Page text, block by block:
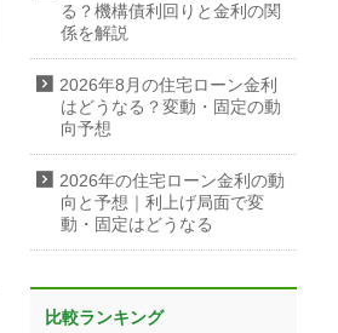
る？機構債利回りと金利の関
係を解説
2026年8月の住宅ローン金利
はどうなる？変動・固定の動
向予想
2026年の住宅ローン金利の動
向と予想｜利上げ局面で変
動・固定はどうなる
比較ランキング